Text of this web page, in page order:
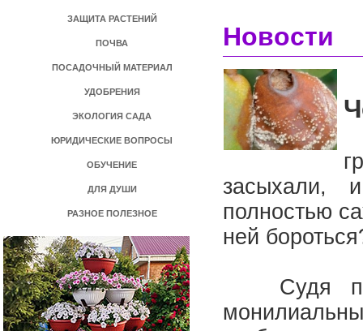
ЗАЩИТА РАСТЕНИЙ
ПОЧВА
ПОСАДОЧНЫЙ МАТЕРИАЛ
УДОБРЕНИЯ
ЭКОЛОГИЯ САДА
ЮРИДИЧЕСКИЕ ВОПРОСЫ
ОБУЧЕНИЕ
ДЛЯ ДУШИ
РАЗНОЕ ПОЛЕЗНОЕ
Новости
засыхали,
полностью
ней
Судя по